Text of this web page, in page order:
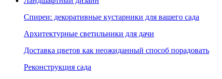
Спиреи: декоративные кустарники для вашего сада
Архитектурные светильники для дачи
Доставка цветов как неожиданный способ порадовать
Реконструкция сада